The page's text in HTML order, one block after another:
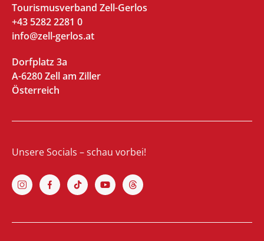
Tourismusverband Zell-Gerlos
+43 5282 2281 0
info@zell-gerlos.at
Dorfplatz 3a
A-6280 Zell am Ziller
Österreich
Unsere Socials – schau vorbei!